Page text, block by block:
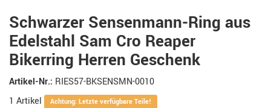
Schwarzer Sensenmann-Ring aus
Edelstahl Sam Cro Reaper
Bikerring Herren Geschenk
Artikel-Nr.: RIES57-BKSENSMN-0010
1 Artikel Achtung: Letzte verfügbare Teile!